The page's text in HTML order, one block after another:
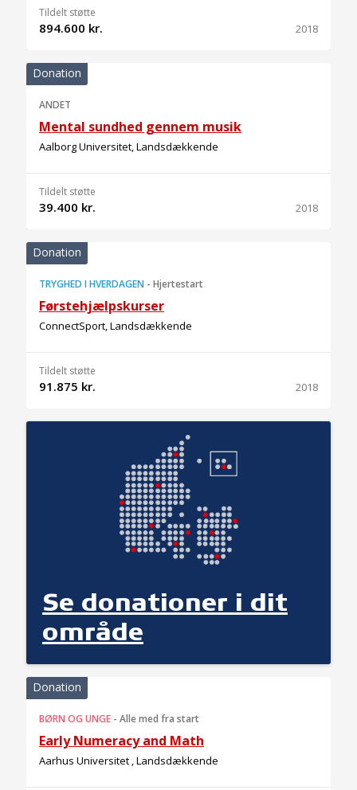
Se donationer i dit
område
Tildelt støtte
894.600 kr. 2018
Donation
ANDET
Mental sundhed gennem musik
Aalborg Universitet, Landsdækkende
Tildelt støtte
39.400 kr. 2018
Donation
TRYGHED I HVERDAGEN - Hjertestart
Førstehjælpskurser
ConnectSport, Landsdækkende
Tildelt støtte
91.875 kr. 2018
Donation
BØRN OG UNGE - Alle med fra start
Early Numeracy and Math
Aarhus Universitet , Landsdækkende